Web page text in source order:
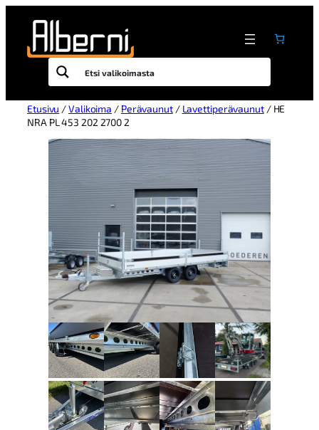
Etusivu /Valikoima / Perävaunut/ Lavettiperävaunut/ HE
NRA PL 453 202 2700 2